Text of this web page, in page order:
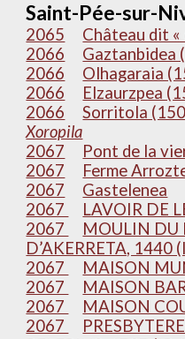
Saint-Pée-sur-
2065
Château dit «
2066
Gaztanbidea
2066
Olhagaraia
2066
Elzaurzpea
2066
Sorritola
Xoropila
2067
Pont de la
2067
Ferme
2067
Gastelenea
2067
LAVOIR DE
2067
MOULIN DU
D’AKERRETA, 1440
2067
MAISON
2067
MAISON
2067
MAISON
2067